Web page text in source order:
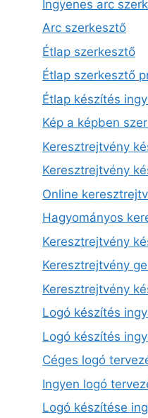
Ingyenes arc
Arc szerkesztő
Étlap szerkesztő
Étlap szerkesztő
Étlap készítés
Kép a képben
Keresztrejtvény
Keresztrejtvény
Online
Hagyományos
Keresztrejtvény
Keresztrejtvény
Keresztrejtvény
Logó készítés
Logó készítés
Céges logó
Ingyen logó
Logó készítése